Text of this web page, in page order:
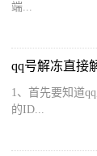
端...
qq号解冻直接
1、首先要知道
的ID...